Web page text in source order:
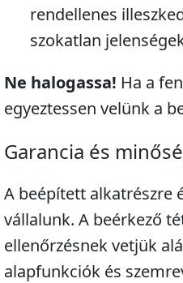
rendellenes
szokatlan
Ne halogassa! Ha a
egyeztessen velünk a
Garancia és
A beépített alkatrészre
vállalunk. A beérkező
ellenőrzésnek vetjük
alapfunkciók és